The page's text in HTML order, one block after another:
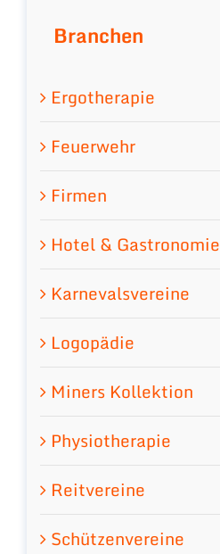
Branchen
Ergotherapie
Feuerwehr
Firmen
Hotel & Gastronomie
Karnevalsvereine
Logopädie
Miners Kollektion
Physiotherapie
Reitvereine
Schützenvereine